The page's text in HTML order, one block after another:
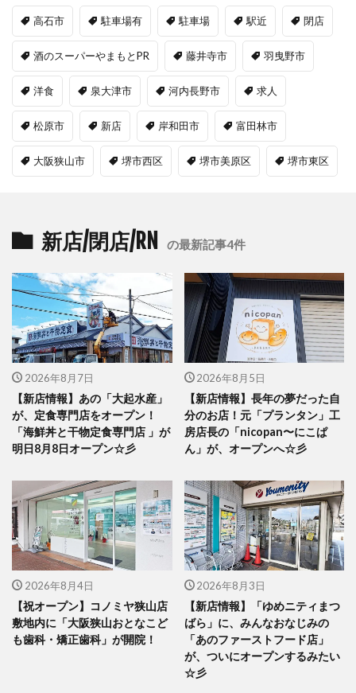
高石市 駐車場有 駐車場 駅近 閉店
酒のスーパーやまもとPR 藤井寺市 羽曳野市
洋食 泉大津市 河内長野市 求人
松原市 新店 岸和田市 富田林市
大阪狭山市 堺市西区 堺市美原区 堺市東区
新店/閉店/RN の最新記事4件
2026年8月7日
【新店情報】あの「大起水産」
が、定食専門店をオープン！
「海鮮丼と干物定食専門店 」が
明日8月8日オープン☆彡
2026年8月5日
【新店情報】長年の夢だった自
分のお店！元「プランタン」工
房店長の「nicopan〜にこぱ
ん」が、オープンへ☆彡
2026年8月4日
【祝オープン】コノミヤ狭山店
敷地内に「大阪狭山おとなこど
も歯科・矯正歯科」が開院！
2026年8月3日
【新店情報】「ゆめニティまつ
ばら」に、みんなおなじみの
「あのファーストフード店」
が、ついにオープンするみたい
☆彡